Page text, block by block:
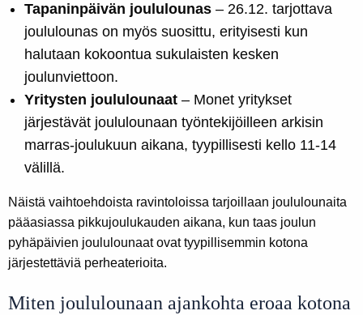
Tapaninpäivän joululounas – 26.12. tarjottava
joululounas on myös suosittu, erityisesti kun
halutaan kokoontua sukulaisten kesken
joulunviettoon.
Yritysten joululounaat – Monet yritykset
järjestävät joululounaan työntekijöilleen arkisin
marras-joulukuun aikana, tyypillisesti kello 11-14
välillä.
Näistä vaihtoehdoista ravintoloissa tarjoillaan joululounaita
pääasiassa pikkujoulukauden aikana, kun taas joulun
pyhäpäivien joululounaat ovat tyypillisemmin kotona
järjestettäviä perheaterioita.
Miten joululounaan ajankohta eroaa kotona